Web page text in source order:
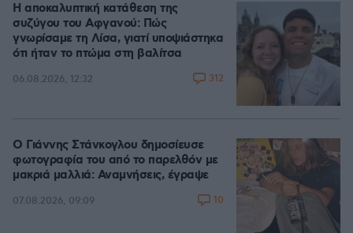
Η αποκαλυπτική κατάθεση της
συζύγου του Αφγανού: Πώς
γνωρίσαμε τη Λίσα, γιατί υποψιάστηκα
ότι ήταν το πτώμα στη βαλίτσα
06.08.2026, 12:32 312
Ο Γιάννης Στάνκογλου δημοσίευσε
φωτογραφία του από το παρελθόν με
μακριά μαλλιά: Αναμνήσεις, έγραψε
07.08.2026, 09:09 10